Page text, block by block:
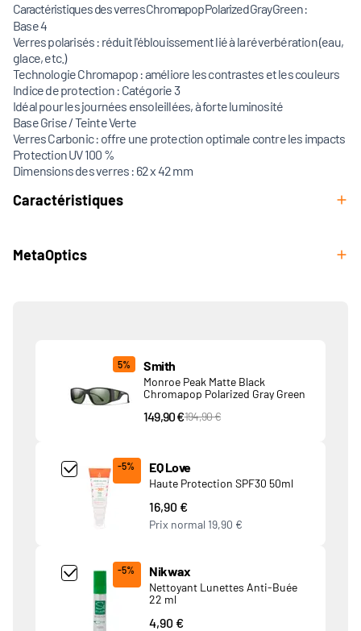
Caractéristiques des verres Chromapop Polarized Gray Green :
Base 4
Verres polarisés : réduit l'éblouissement lié à la réverbération (eau,
glace, etc.)
Technologie Chromapop : améliore les contrastes et les couleurs
Indice de protection : Catégorie 3
Idéal pour les journées ensoleillées, à forte luminosité
Base Grise / Teinte Verte
Verres Carbonic : offre une protection optimale contre les impacts
Protection UV 100 %
Dimensions des verres : 62 x 42 mm
Caractéristiques
MetaOptics
5% Smith
Monroe Peak Matte Black
Chromapop Polarized Gray Green
149,90 €PVC Price
194,90 €
Add Product MjQ4MTk= undefined
-5% EQ Love
Haute Protection SPF30 50ml
16,90 €
Prix normal 19,90 €
Add Product MjkwNDA= undefined
-5% Nikwax
Nettoyant Lunettes Anti-Buée
22 ml
4,90 €